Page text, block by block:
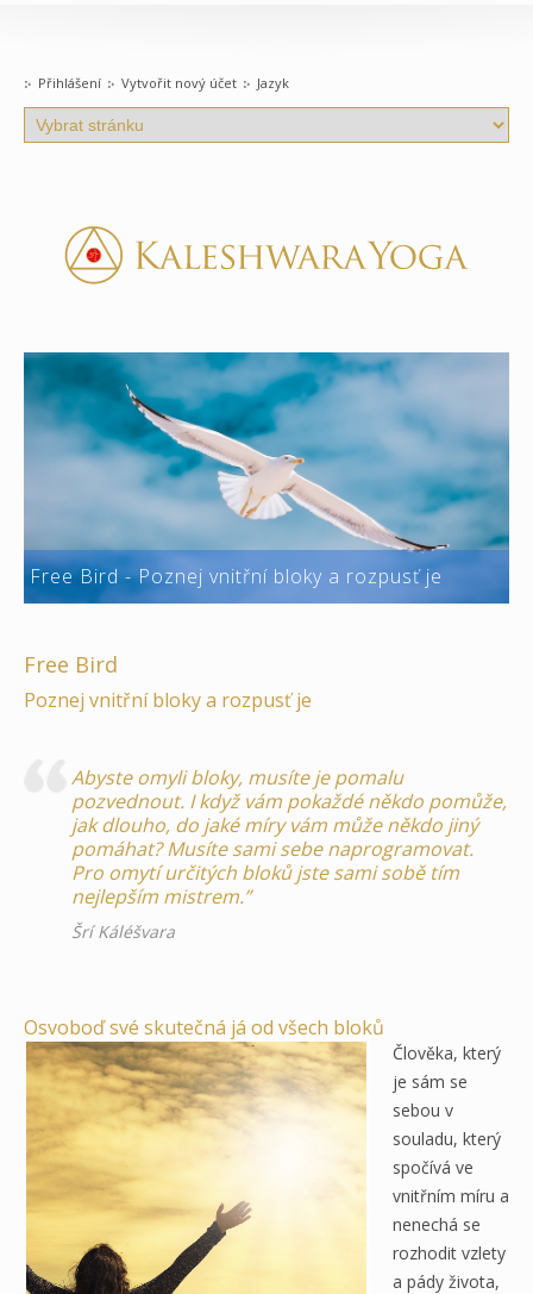
Přihlášení Vytvořit nový účet Jazyk
Free Bird - Poznej vnitřní bloky a rozpusť je
Free Bird
Poznej vnitřní bloky a rozpusť je
Abyste omyli bloky, musíte je pomalu
pozvednout. I když vám pokaždé někdo pomůže,
jak dlouho, do jaké míry vám může někdo jiný
pomáhat? Musíte sami sebe naprogramovat.
Pro omytí určitých bloků jste sami sobě tím
nejlepším mistrem.”
Šrí Káléšvara
Osvoboď své skutečná já od všech bloků
Člověka, který
je sám se
sebou v
souladu, který
spočívá ve
vnitřním míru a
nenechá se
rozhodit vzlety
a pády života,